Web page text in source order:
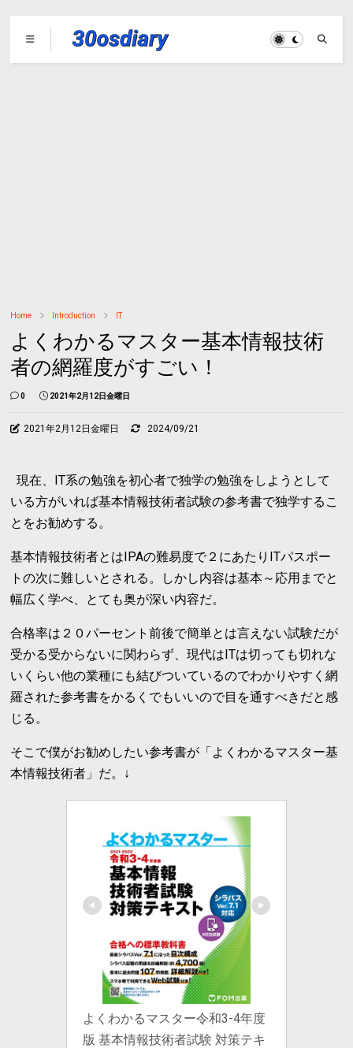
Home Introduction IT
よくわかるマスター基本情報技術
者の網羅度がすごい！
0 2021年2月12日金曜日
2021年2月12日金曜日 2024/09/21
現在、IT系の勉強を初心者で独学の勉強をしようとして
いる方がいれば基本情報技術者試験の参考書で独学するこ
とをお勧めする。
基本情報技術者とはIPAの難易度で２にあたりITパスポー
トの次に難しいとされる。しかし内容は基本～応用までと
幅広く学べ、とても奥が深い内容だ。
合格率は２０パーセント前後で簡単とは言えない試験だが
受かる受からないに関わらず、現代はITは切っても切れな
いくらい他の業種にも結びついているのでわかりやすく網
羅された参考書をかるくでもいいので目を通すべきだと感
じる。
そこで僕がお勧めしたい参考書が「よくわかるマスター基
本情報技術者」だ。↓
よくわかるマスター令和3-4年度
版 基本情報技術者試験 対策テキ